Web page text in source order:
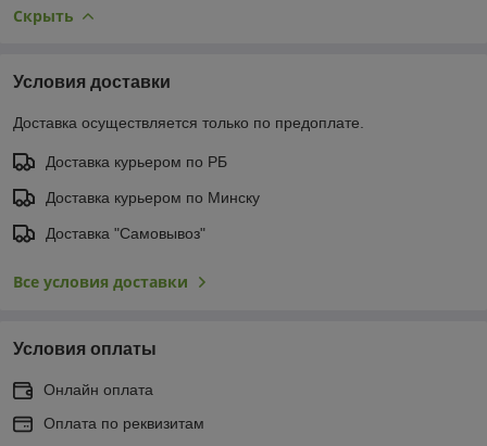
Скрыть
Условия доставки
Доставка осуществляется только по предоплате.
Доставка курьером по РБ
Доставка курьером по Минску
Доставка "Самовывоз"
Все условия доставки
Условия оплаты
Онлайн оплата
Оплата по реквизитам